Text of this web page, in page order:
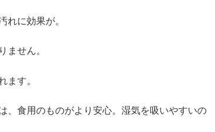
れに効果が。
ません。
ます。
、食用のものがより安心。湿気を吸いやすいの